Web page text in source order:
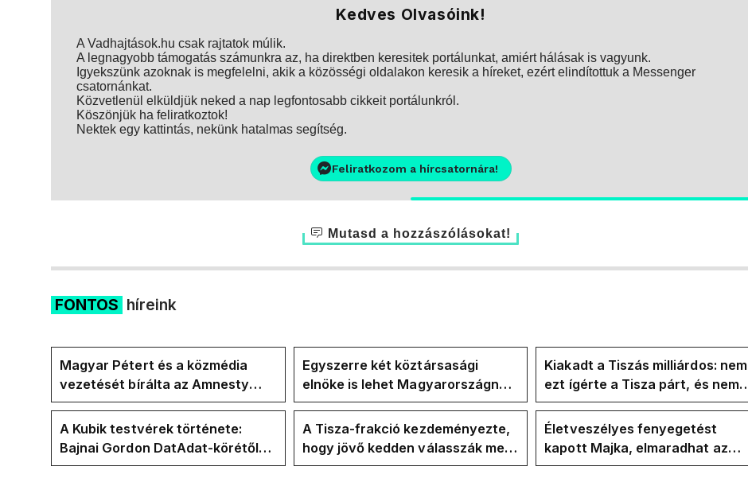
Kedves Olvasóink!
A Vadhajtások.hu csak rajtatok múlik.
A legnagyobb támogatás számunkra az, ha direktben keresitek portálunkat, amiért hálásak is vagyunk.
Igyekszünk azoknak is megfelelni, akik a közösségi oldalakon keresik a híreket, ezért elindítottuk a Messenger
csatornánkat.
Közvetlenül elküldjük neked a nap legfontosabb cikkeit portálunkról.
Köszönjük ha feliratkoztok!
Nektek egy kattintás, nekünk hatalmas segítség.
Feliratkozom a hírcsatornára!
Mutasd a hozzászólásokat!
FONTOS híreink
Magyar Pétert és a közmédia
vezetését bírálta az Amnesty
International a Klubrádióban
Egyszerre két köztársasági
elnöke is lehet Magyarországnak
jövő hétre
Kiakadt a Tiszás milliárdos: nem
ezt ígérte a Tisza párt, és nem
ezt ígérte Magyar Péter a
kampányban
A Kubik testvérek története:
Bajnai Gordon DatAdat-körétől
az ECDA-n át Magyar Péter
A Tisza-frakció kezdeményezte,
hogy jövő kedden válasszák meg
az új köztársasági elnököt
Életveszélyes fenyegetést
kapott Majka, elmaradhat az
erdélyi koncertje